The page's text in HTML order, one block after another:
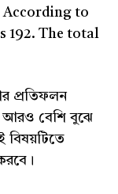
According to
192. The total
প্রতিফলন
আরও বেশি বুঝে
বিষয়টিতে